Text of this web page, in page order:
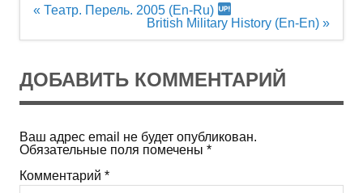
Навигация
« Театр. Перель. 2005 (En-Ru)
British Military History (En-En) »
ДОБАВИТЬ КОММЕНТАРИЙ
Ваш адрес email не будет опубликован.
Обязательные поля помечены *
Комментарий *